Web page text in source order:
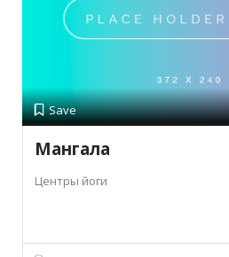
Save
Мангала
Центры йоги